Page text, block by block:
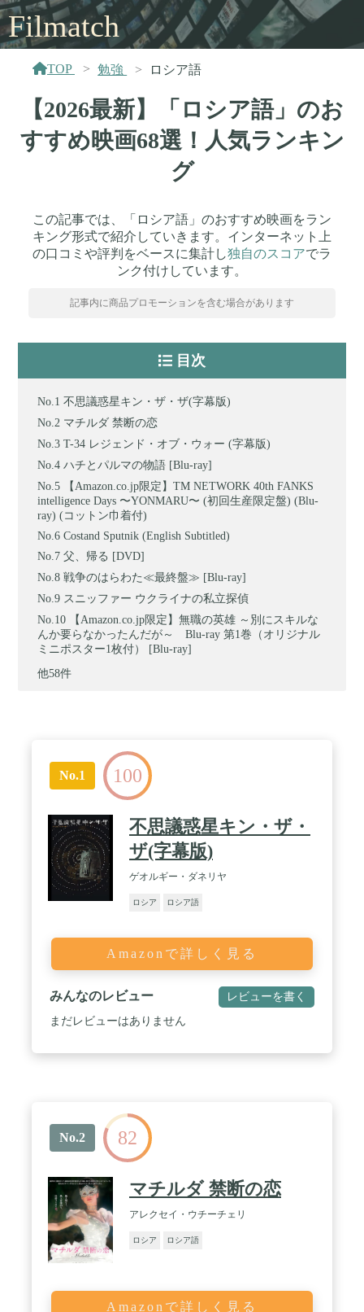
Filmatch
TOP 勉強 ロシア語
【2026最新】「ロシア語」のお
すすめ映画68選！人気ランキン
グ
この記事では、「ロシア語」のおすすめ映画をラン
キング形式で紹介していきます。インターネット上
の口コミや評判をベースに集計し独自のスコアでラ
ンク付けしています。
記事内に商品プロモーションを含む場合があります
目次
不思議惑星キン・ザ・ザ(字幕版)
マチルダ 禁断の恋
T-34 レジェンド・オブ・ウォー (字幕版)
ハチとパルマの物語 [Blu-ray]
【Amazon.co.jp限定】TM NETWORK 40th FANKS
intelligence Days 〜YONMARU〜 (初回生産限定盤) (Blu-
ray) (コットン巾着付)
Costand Sputnik (English Subtitled)
父、帰る [DVD]
戦争のはらわた≪最終盤≫ [Blu-ray]
スニッファー ウクライナの私立探偵
【Amazon.co.jp限定】無職の英雄 ～別にスキルな
んか要らなかったんだが～ Blu-ray 第1巻（オリジナル
ミニポスター1枚付） [Blu-ray]
他58件
No.1 100
不思議惑星キン・ザ・
ザ(字幕版)
ゲオルギー・ダネリヤ
ロシア ロシア語
Amazonで詳しく見る
みんなのレビュー レビューを書く
まだレビューはありません
No.2 82
マチルダ 禁断の恋
アレクセイ・ウチーチェリ
ロシア ロシア語
Amazonで詳しく見る